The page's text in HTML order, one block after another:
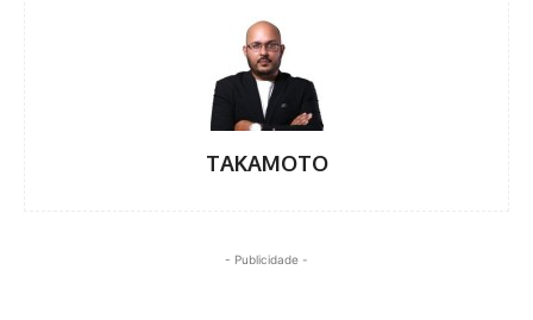
TAKAMOTO
- Publicidade -